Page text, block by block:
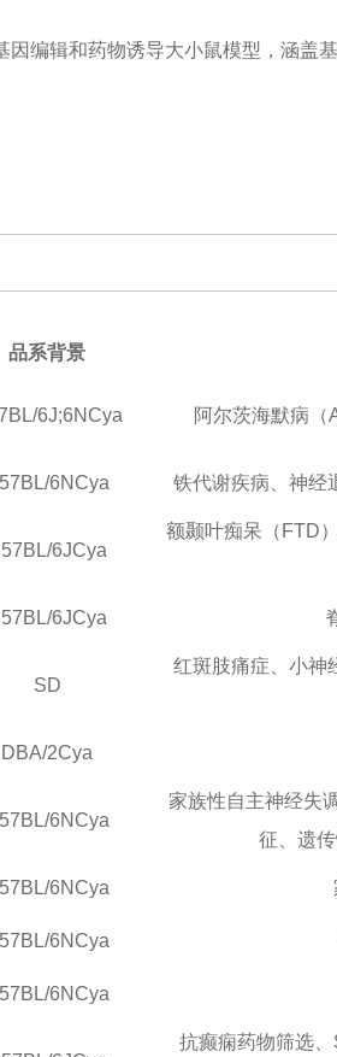
编辑和药物诱导大小鼠模型，涵盖
品系背景
6J;6NCya 阿尔茨海默病（
6NCya 铁代谢疾病、神经
6JCya
额颞叶痴呆（FTD
6JCya
SD
红斑肢痛症、小神
DBA/2Cya
6NCya
家族性自主神经失
征、遗
6NCya
6NCya
6NCya
抗癫痫药物筛选